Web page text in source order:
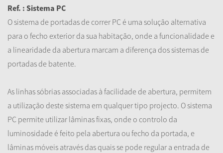
Ref. : Sistema PC
O sistema de portadas de correr PC é uma solução alternativa
para o fecho exterior da sua habitação, onde a funcionalidade e
a linearidade da abertura marcam a diferença dos sistemas de
portadas de batente.
As linhas sóbrias associadas à facilidade de abertura, permitem
a utilização deste sistema em qualquer tipo projecto. O sistema
PC permite utilizar lâminas fixas, onde o controlo da
luminosidade é feito pela abertura ou fecho da portada, e
lâminas móveis através das quais se pode regular a entrada de